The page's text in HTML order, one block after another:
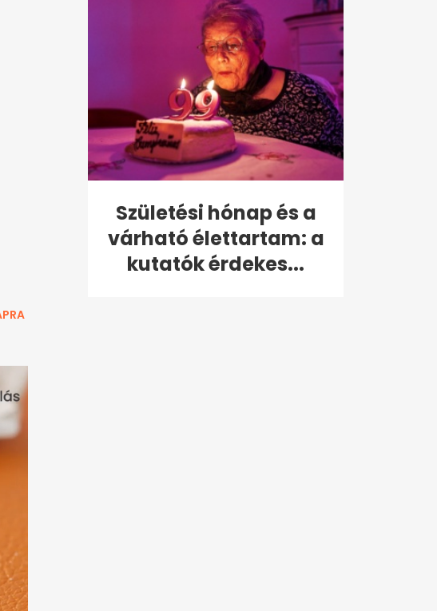
Születési hónap és a
várható élettartam: a
kutatók érdekes...